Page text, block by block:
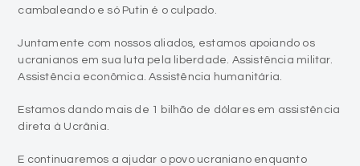
cambaleando e só Putin é o culpado.
Juntamente com nossos aliados, estamos apoiando os
ucranianos em sua luta pela liberdade. Assistência militar.
Assistência econômica. Assistência humanitária.
Estamos dando mais de 1 bilhão de dólares em assistência
direta à Ucrânia.
E continuaremos a ajudar o povo ucraniano enquanto